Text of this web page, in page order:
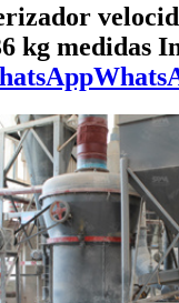
kg medidas